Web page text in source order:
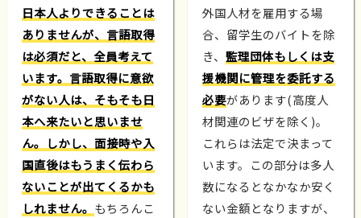
日本人よりできることは
ありませんが、言語取得
は必須だと、全員考えて
います。言語取得に意欲
がない人は、そもそも日
本へ来たいと思いませ
ん。しかし、面接時や入
国直後はもうまく伝わら
ないことが出てくるかも
しれません。 もちろんこ
外国人材を雇用する場
合、留学生のバイトを除
き、 監理団体もしくは支
援機関に管理を委託する
必要があります(高度人
材関連のビザを除く)。
これらは法定で決まって
います。この部分は多人
数になるとなかなか安く
ない金額となりますが、